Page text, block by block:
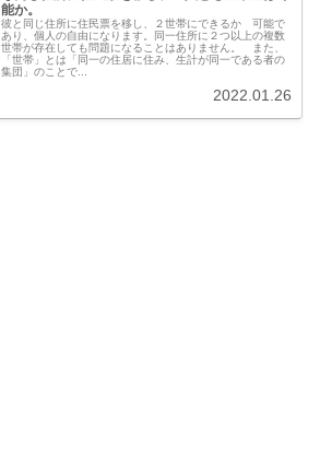
能か。
彼と同じ住所に住民票を移し、２世帯にできるか 可能で
あり、個人の自由になります。同一住所に２つ以上の複数
世帯が存在しても問題になることはありません。 また、
「世帯」とは「同一の住居に住み、生計が同一である者の
集団」のことで...
2022.01.26